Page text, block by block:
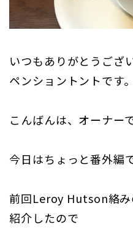
いつもありがとうござ
ペンショントントです。
こんばんは、オーナーで
今日はちょっと番外編
前回Leroy Hutson絡み
紹介したので